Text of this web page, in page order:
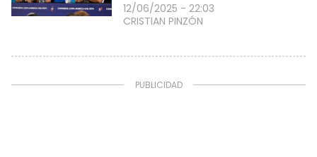
12/06/2025 - 22:03
CRISTIAN PINZÓN